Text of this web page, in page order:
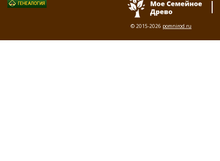
© 2015-2026 pomnirod.ru